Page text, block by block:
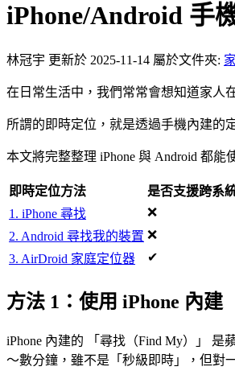
iPhone/Android 手
林冠宇 更新於 2025-11-14 屬於文件夾:
在日常生活中，我們常常會想知道家人
所謂的即時定位，就是透過手機內建的
本文將完整整理 iPhone 與 Android 都
即時定位方法 是否支援跨系
1. iPhone 尋找
❌
2. Android 尋找我的裝置 ❌
3. AirDroid 家庭定位器
✔
方法 1：使用 iPhone 內建
iPhone 內建的 「尋找（Find My）」
～數分鐘，雖不是「秒級即時」，但對